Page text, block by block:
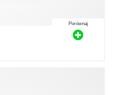
Porównaj